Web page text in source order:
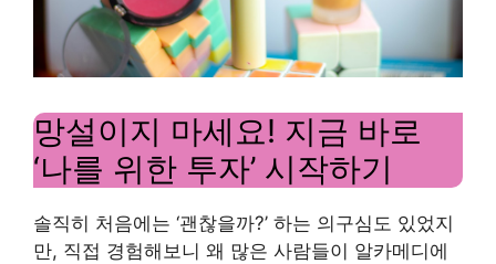
망설이지 마세요! 지금 바로
‘나를 위한 투자’ 시작하기
솔직히 처음에는 ‘괜찮을까?’ 하는 의구심도 있었지
만, 직접 경험해보니 왜 많은 사람들이 알카메디에